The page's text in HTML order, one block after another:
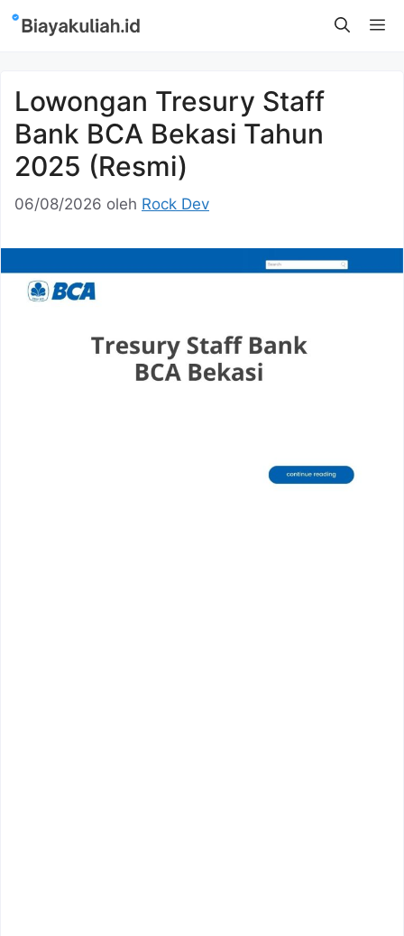
Langsung
Lowongan Tresury Staff
Bank BCA Bekasi Tahun
2025 (Resmi)
06/08/2026 oleh Rock Dev